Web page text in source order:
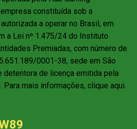
constituída sob a
a operar no Brasil, em
a Lei nº 1.475/24 do Instituto
Premiadas, com número de
0001-38, sede em São
detentora de licença emitida pela
Para mais informações, clique aqui.